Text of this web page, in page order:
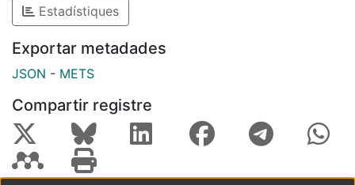
Estadístiques
Exportar metadades
JSON - METS
Compartir registre